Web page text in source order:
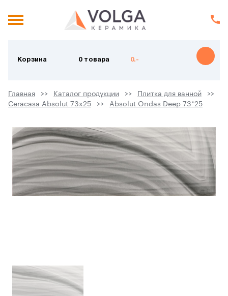
Корзина 0 товара 0.-
Главная Каталог продукции
Плитка для ванной
Ceracasa Absolut 73x25
Absolut Ondas Deep 73*25